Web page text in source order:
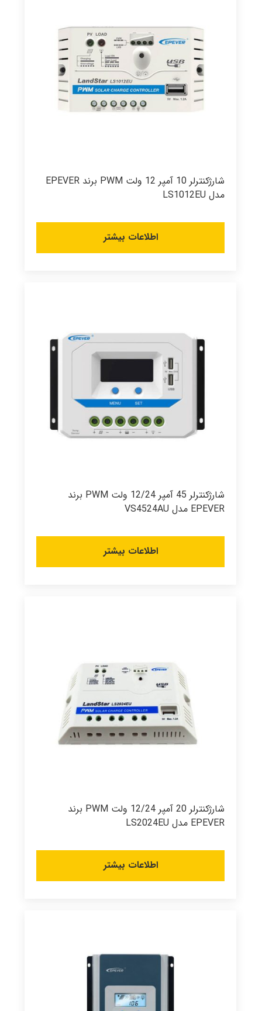
شارژکنترلر 10 آمپر 12 ولت PWM برند EPEVER
مدل LS1012EU
اطلاعات بیشتر
شارژکنترلر 45 آمپر 12/24 ولت PWM برند
EPEVER مدل VS4524AU
اطلاعات بیشتر
شارژکنترلر 20 آمپر 12/24 ولت PWM برند
EPEVER مدل LS2024EU
اطلاعات بیشتر